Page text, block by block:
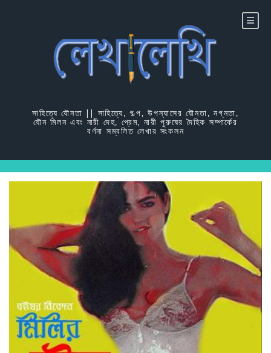
সাহিত্যে যৌনতা || সাহিত্যে, গল্প, উপন্যাসের যৌনতা, নগ্নতা,
যৌন মিলন এবং নারী দেহ, প্রেম, নারী পুরুষের দৈহিক সম্পার্কের
বর্ণনা সম্বলিত লেখার সংকলন